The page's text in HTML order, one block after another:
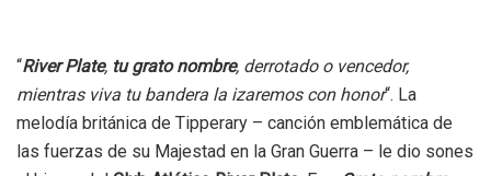
“River Plate, tu grato nombre, derrotado o vencedor,
mientras viva tu bandera la izaremos con honor“. La
melodía británica de Tipperary – canción emblemática de
las fuerzas de su Majestad en la Gran Guerra – le dio sones